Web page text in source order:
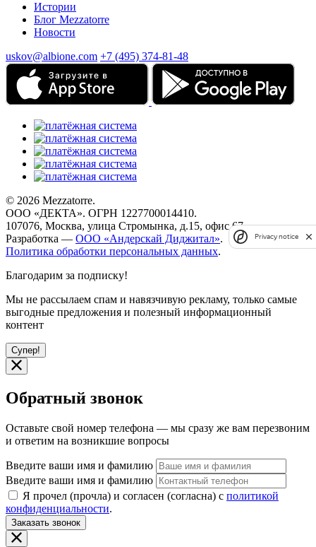
Истории
Блог Mezzatorre
Новости
uskov@albione.com +7 (495) 374-81-48
© 2026 Mezzatorre.
ООО «ДЕКТА». ОГРН 1227700014410.
107076, Москва, улица Стромынка, д.15, офис 67.
Разработка — ООО «Андерскай Диджитал».
Политика обработки персональных данных.
Благодарим за подписку!
Мы не рассылаем спам и навязчивую рекламу, только самые
выгодные предложения и полезный информационный
контент
Супер!
Обратный звонок
Оставьте свой номер телефона — мы сразу же вам перезвоним
и ответим на возникшие вопросы
Введите ваши имя и фамилию
Введите ваши имя и фамилию
Я прочел (прочла) и согласен (согласна) с политикой
конфиденциальности.
Заказать звонок
Privacy notice